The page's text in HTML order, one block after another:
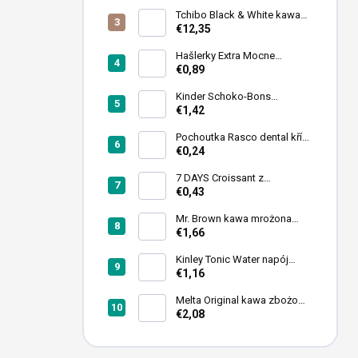
Tchibo Black & White kawa
ziarnista 1 kg
€12,35
Hašlerky Extra Mocne
Cukierki 90 g
€0,89
Kinder Schoko-Bons
czekoladowe pralinki 46 g
€1,42
Pochoutka Rasco dental kříž
s chlorofylem 12cm 35ks
€0,24
7 DAYS Croissant z
nadzieniem truskawkowym
€0,43
Mr. Brown kawa mrożona
puszka 240ml
€1,66
Kinley Tonic Water napój
gazowany puszka 250 ml
€1,16
Melta Original kawa zbożowa
sypana 500 g
€2,08